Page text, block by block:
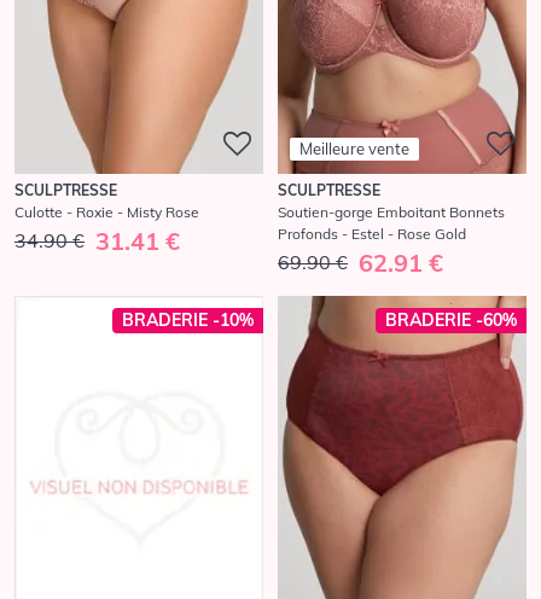
SCULPTRESSE
Culotte - Roxie - Misty Rose
34.90 € 31.41 €
Meilleure vente
SCULPTRESSE
Soutien-gorge Emboitant Bonnets
Profonds - Estel - Rose Gold
69.90 € 62.91 €
BRADERIE -10% BRADERIE -60%